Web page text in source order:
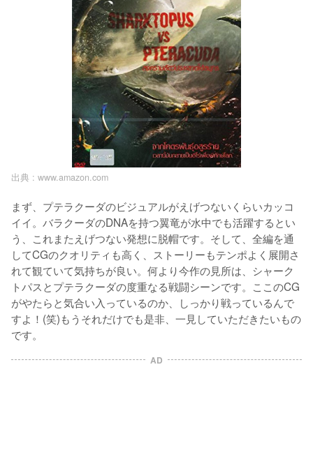
出典 : www.amazon.com
まず、プテラクーダのビジュアルがえげつないくらいカッコ
イイ。バラクーダのDNAを持つ翼竜が水中でも活躍するとい
う、これまたえげつない発想に脱帽です。そして、全編を通
してCGのクオリティも高く、ストーリーもテンポよく展開さ
れて観ていて気持ちが良い。何より今作の見所は、シャーク
トパスとプテラクーダの度重なる戦闘シーンです。ここのCG
がやたらと気合い入っているのか、しっかり戦っているんで
すよ！(笑)もうそれだけでも是非、一見していただきたいもの
AD